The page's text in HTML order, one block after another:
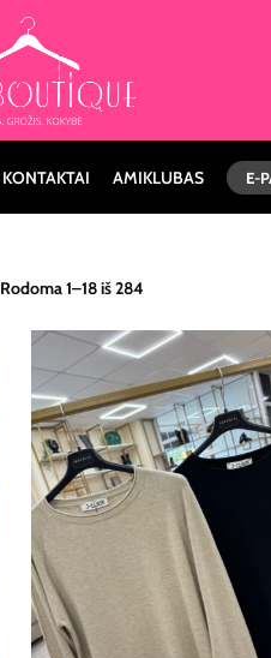
KONTAKTAI AMIKLUBAS E-
Rodoma 1–18 iš 284